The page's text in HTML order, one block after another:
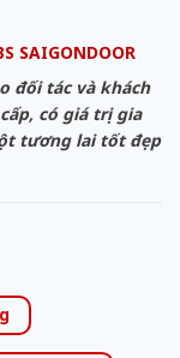
SAIGONDOOR
đối tác và khách
có giá trị gia
tương lai tốt đẹp